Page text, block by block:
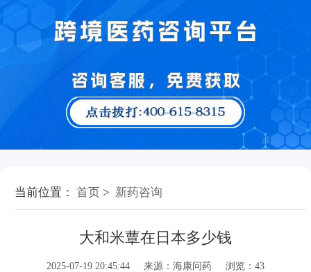
当前位置： 首页 > 新药咨询
大和米蕈在日本多少钱
2025-07-19 20:45:44 来源：海康问药 浏览：43